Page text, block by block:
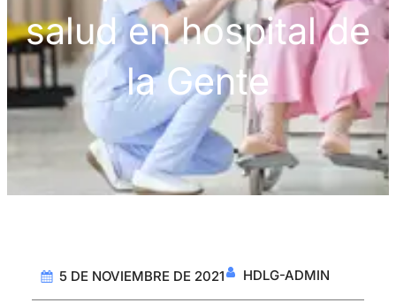
salud en hospital de
la Gente
5 DE NOVIEMBRE DE 2021 HDLG-ADMIN